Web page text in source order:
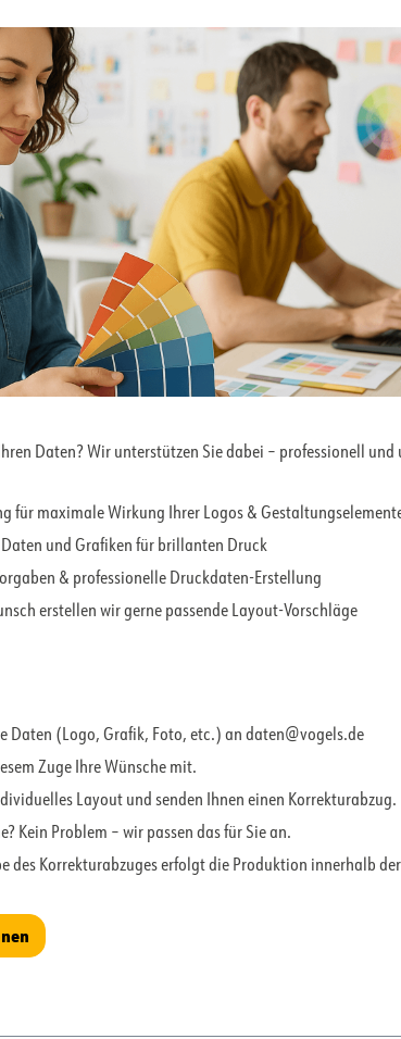
Daten? Wir unterstützen Sie dabei – professionell
für maximale Wirkung Ihrer Logos &
und Grafiken für brillanten Druck
& professionelle Druckdaten-Erstellung
erstellen wir gerne passende Layout-Vorschläge
Daten (Logo, Grafik, Foto, etc.) an daten@vogels.de
Zuge Ihre Wünsche mit.
Layout und senden Ihnen einen Korrekturabzug.
Kein Problem – wir passen das für Sie an.
des Korrekturabzuges erfolgt die Produktion innerhalb